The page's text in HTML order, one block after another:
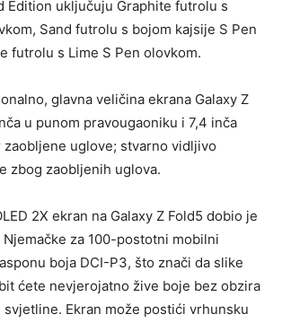
Edition uključuju Graphite futrolu s
Sand futrolu s bojom kajsije S Pen
futrolu s Lime S Pen olovkom.
glavna veličina ekrana Galaxy Z
u punom pravougaoniku i 7,4 inča
uglove; stvarno vidljivo
zbog zaobljenih uglova.
2X ekran na Galaxy Z Fold5 dobio je
za 100-postotni mobilni
boja DCI-P3, što znači da slike
ćete nevjerojatno žive boje bez obzira
Ekran može postići vrhunsku